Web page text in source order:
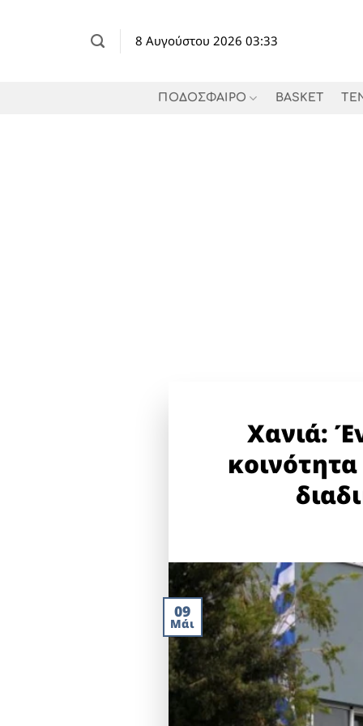
8 Αυγούστου 2026 03:33
ΠΟΔΟΣΦΑΙΡΟ BASKET
Χανιά:
09
Μάι